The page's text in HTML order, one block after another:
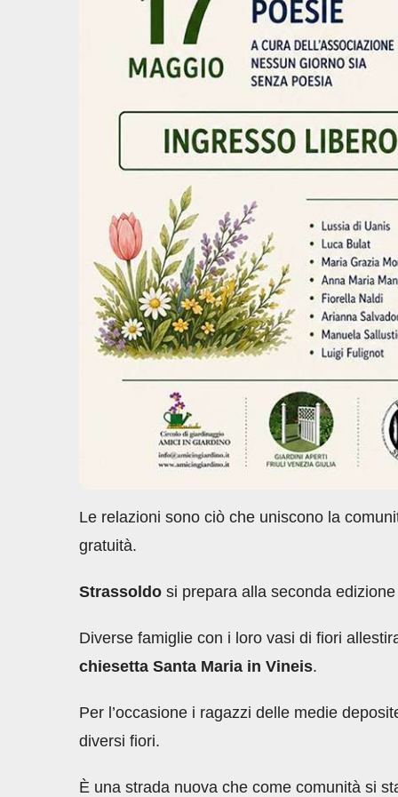
Le relazioni sono ciò che uniscono la
gratuità.
Strassoldo si prepara alla seconda edizione
Diverse famiglie con i loro vasi di fiori
chiesetta Santa Maria in Vineis.
Per l’occasione i ragazzi delle medie
diversi fiori.
È una strada nuova che come comunità si